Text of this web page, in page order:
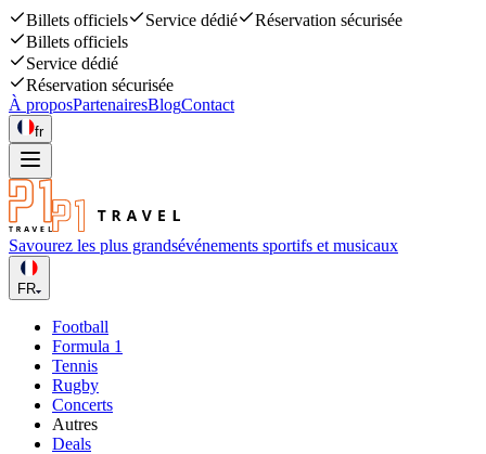
Billets officiels Service dédié
Réservation sécurisée
Billets officiels
Service dédié
Réservation sécurisée
À proposPartenairesBlogContact
fr
Savourez les plus grandsévénements sportifs et musicaux
FR
Football
Formula 1
Tennis
Rugby
Concerts
Autres
Deals